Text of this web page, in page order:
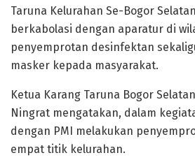
Taruna Kelurahan Se-Bogor
berkabolasi dengan aparatur di
penyemprotan desinfektan
masker kepada masyarakat.
Ketua Karang Taruna Bogor
Ningrat mengatakan, dalam
dengan PMI melakukan
empat titik kelurahan.